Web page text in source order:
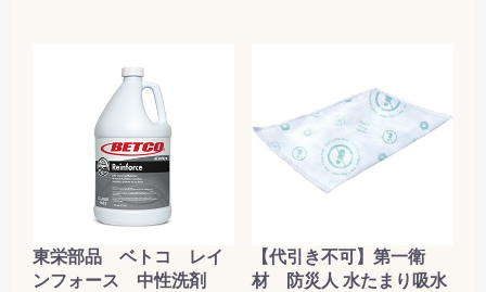
東栄部品 ベトコ レイ
ンフォース 中性洗剤
【代引き不可】第一衛
材 防災人 水たまり吸水